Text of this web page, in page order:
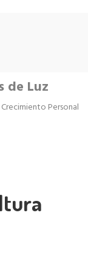
de Luz
Personal